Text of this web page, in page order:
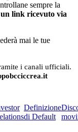
sempre la
un link ricevuto via
mai le tue
i canali ufficiali.
Definizione
di Default